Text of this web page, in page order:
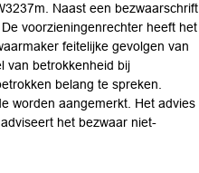
Naast een bezwaarschrift
voorzieningenrechter heeft het
feitelijke gevolgen van
van betrokkenheid bij
belang te spreken.
worden aangemerkt. Het advies
het bezwaar niet-